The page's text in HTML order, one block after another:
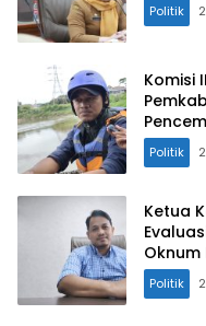
Politik
Komisi
Politik
Ketua
Oknum
Politik